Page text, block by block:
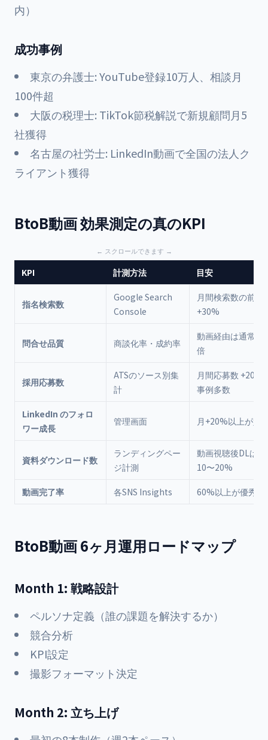
内）
成功事例
東京の弁護士: YouTube登録10万人、相談月
100件超
大阪の税理士: TikTok節税解説で新規顧問月5
社獲得
名古屋の社労士: LinkedIn動画で全国の法人ク
ライアント獲得
BtoB動画 効果測定の真のKPI
KPI 計測方法 目安
指名検索数
Google Search
Console
月間検索数の前年
+30%
問合せ品質 商談化率・成約率
動画経由は通常の
倍
採用応募数
ATSのソース別集
計
月間応募数
事例多数
LinkedIn のフォロ
ワー成長
管理画面 月+20%以上が好
資料ダウンロード数
ランディングペー
ジ計測
動画視聴後DLは
10〜20%
動画完了率 各SNS Insights 60%以上が優秀
BtoB動画 6ヶ月運用ロードマップ
Month 1: 戦略設計
ペルソナ定義（誰の課題を解決するか）
競合分析
KPI設定
撮影フォーマット決定
Month 2: 立ち上げ